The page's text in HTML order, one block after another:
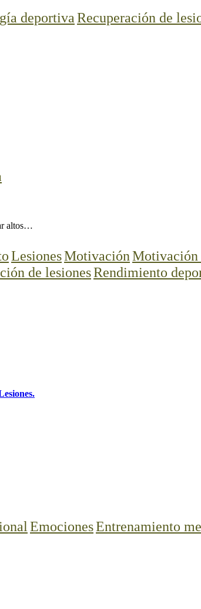
deportiva Recuperación de
altos…
LesionesMotivaciónMotivación
de lesionesRendimiento
EmocionesEntrenamiento